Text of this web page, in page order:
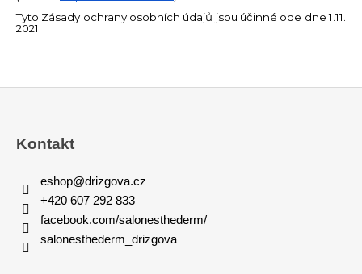
Tyto Zásady ochrany osobních údajů jsou účinné ode dne 1.11.
2021.
Kontakt
eshop@drizgova.cz
+420 607 292 833
facebook.com/salonesthederm/
salonesthederm_drizgova